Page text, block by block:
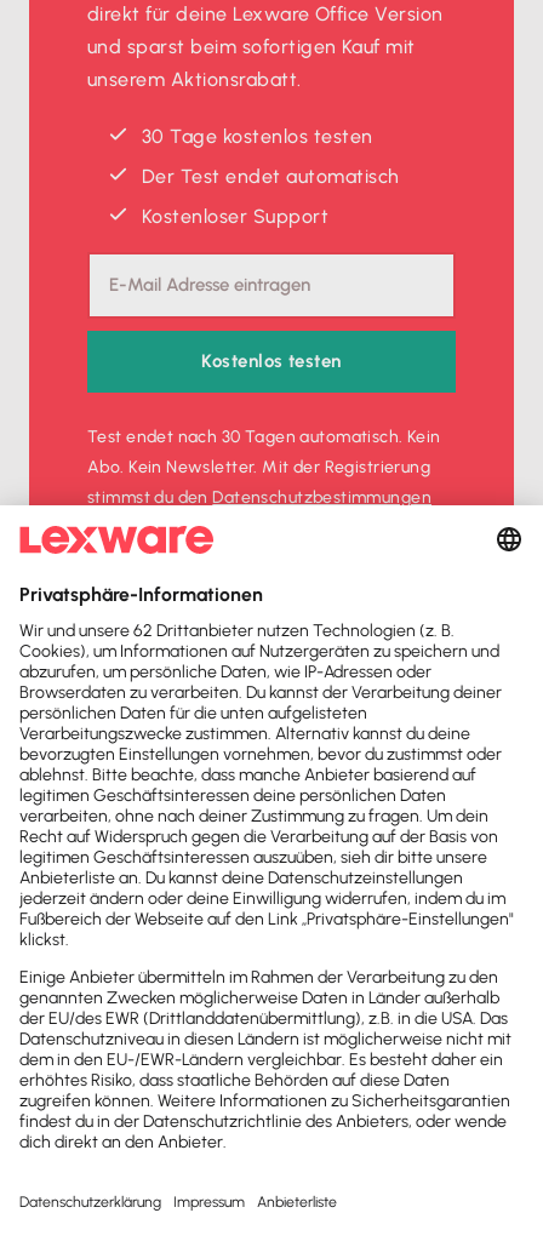
direkt für deine Lexware Office Version
und sparst beim sofortigen Kauf mit
unserem Aktionsrabatt.
30 Tage kostenlos testen
Der Test endet automatisch
Kostenloser Support
Kostenlos testen
Test endet nach 30 Tagen automatisch. Kein
Abo. Kein Newsletter. Mit der Registrierung
stimmst du denDatenschutz­bestimmungen
und denAGBzu.
Sofort50%
Newsletter
Brandheiße
News direkt in
dein Postfach
wichtige News zu
Gesetzesänderungen,
hilfreiche Praxis-Tipps und
kostenlose Tools für
Unternehmen erhalten?
Dann abonniere unseren